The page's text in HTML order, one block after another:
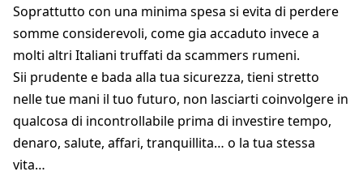
Soprattutto con una minima spesa si evita di perdere
somme considerevoli, come gia accaduto invece a
molti altri Italiani truffati da scammers rumeni.
Sii prudente e bada alla tua sicurezza, tieni stretto
nelle tue mani il tuo futuro, non lasciarti coinvolgere in
qualcosa di incontrollabile prima di investire tempo,
denaro, salute, affari, tranquillita… o la tua stessa
vita…